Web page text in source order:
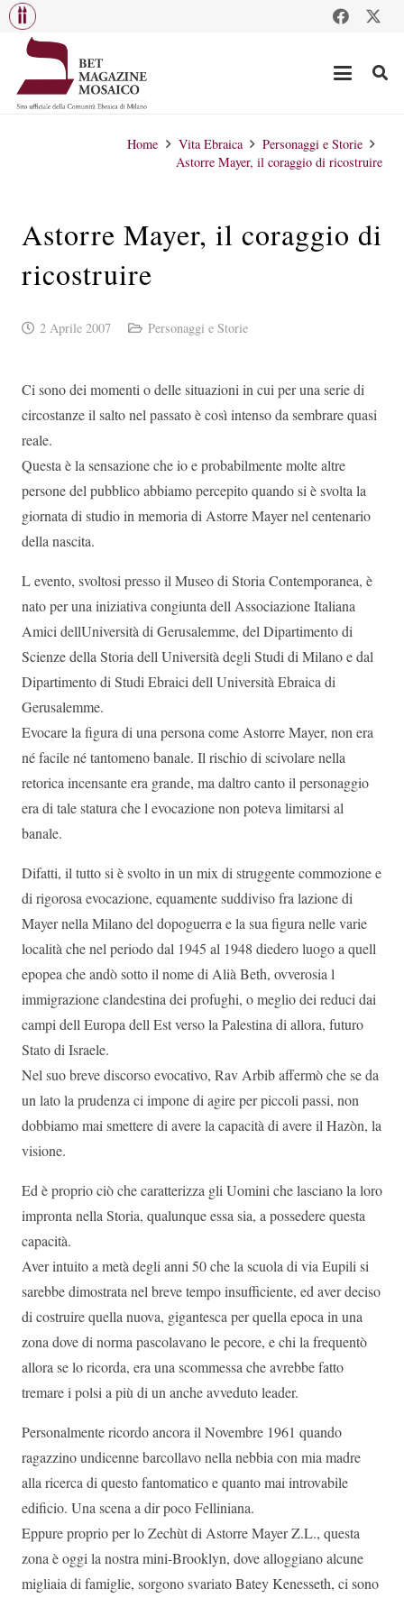
Home Vita Ebraica
Personaggi e Storie
Astorre Mayer, il coraggio di ricostruire
Astorre Mayer, il coraggio di
ricostruire
2 Aprile 2007 Personaggi e Storie
Ci sono dei momenti o delle situazioni in cui per una serie di
circostanze il salto nel passato è così intenso da sembrare quasi
reale.
Questa è la sensazione che io e probabilmente molte altre
persone del pubblico abbiamo percepito quando si è svolta la
giornata di studio in memoria di Astorre Mayer nel centenario
della nascita.
L evento, svoltosi presso il Museo di Storia Contemporanea, è
nato per una iniziativa congiunta dell Associazione Italiana
Amici dellUniversità di Gerusalemme, del Dipartimento di
Scienze della Storia dell Università degli Studi di Milano e dal
Dipartimento di Studi Ebraici dell Università Ebraica di
Gerusalemme.
Evocare la figura di una persona come Astorre Mayer, non era
né facile né tantomeno banale. Il rischio di scivolare nella
retorica incensante era grande, ma daltro canto il personaggio
era di tale statura che l evocazione non poteva limitarsi al
banale.
Difatti, il tutto si è svolto in un mix di struggente commozione e
di rigorosa evocazione, equamente suddiviso fra lazione di
Mayer nella Milano del dopoguerra e la sua figura nelle varie
località che nel periodo dal 1945 al 1948 diedero luogo a quell
epopea che andò sotto il nome di Alià Beth, ovverosia l
immigrazione clandestina dei profughi, o meglio dei reduci dai
campi dell Europa dell Est verso la Palestina di allora, futuro
Stato di Israele.
Nel suo breve discorso evocativo, Rav Arbib affermò che se da
un lato la prudenza ci impone di agire per piccoli passi, non
dobbiamo mai smettere di avere la capacità di avere il Hazòn, la
visione.
Ed è proprio ciò che caratterizza gli Uomini che lasciano la loro
impronta nella Storia, qualunque essa sia, a possedere questa
capacità.
Aver intuito a metà degli anni 50 che la scuola di via Eupili si
sarebbe dimostrata nel breve tempo insufficiente, ed aver deciso
di costruire quella nuova, gigantesca per quella epoca in una
zona dove di norma pascolavano le pecore, e chi la frequentò
allora se lo ricorda, era una scommessa che avrebbe fatto
tremare i polsi a più di un anche avveduto leader.
Personalmente ricordo ancora il Novembre 1961 quando
ragazzino undicenne barcollavo nella nebbia con mia madre
alla ricerca di questo fantomatico e quanto mai introvabile
edificio. Una scena a dir poco Felliniana.
Eppure proprio per lo Zechùt di Astorre Mayer Z.L., questa
zona è oggi la nostra mini-Brooklyn, dove alloggiano alcune
migliaia di famiglie, sorgono svariato Batey Kenesseth, ci sono